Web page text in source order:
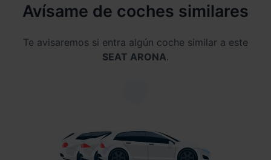
Avísame de coches similares
Te avisaremos si entra algún coche similar a este
SEAT ARONA.